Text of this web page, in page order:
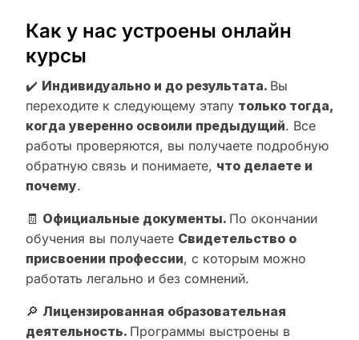
Как у нас устроены онлайн
курсы
✔️ Индивидуально и до результата. Вы
переходите к следующему этапу только тогда,
когда уверенно освоили предыдущий. Все
работы проверяются, вы получаете подробную
обратную связь и понимаете, что делаете и
почему.
🧾 Официальные документы. По окончании
обучения вы получаете Свидетельство о
присвоении профессии, с которым можно
работать легально и без сомнений.
🔎 Лицензированная образовательная
деятельность. Программы выстроены в